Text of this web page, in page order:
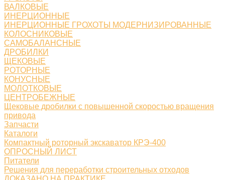
ВАЛКОВЫЕ
ИНЕРЦИОННЫЕ
ИНЕРЦИОННЫЕ ГРОХОТЫ МОДЕРНИЗИРОВАННЫЕ
КОЛОСНИКОВЫЕ
САМОБАЛАНСНЫЕ
ДРОБИЛКИ
ЩЕКОВЫЕ
РОТОРНЫЕ
КОНУСНЫЕ
МОЛОТКОВЫЕ
ЦЕНТРОБЕЖНЫЕ
Щековые дробилки с повышенной скоростью вращения
привода
Запчасти
Каталоги
Компактный роторный экскаватор КРЭ-400
ОПРОСНЫЙ ЛИСТ
Питатели
Решения для переработки строительных отходов